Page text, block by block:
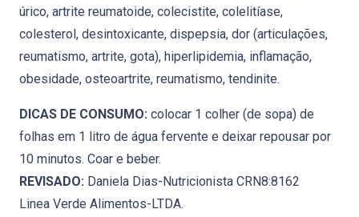
úrico, artrite reumatoide, colecistite, colelitíase,
colesterol, desintoxicante, dispepsia, dor (articulações,
reumatismo, artrite, gota), hiperlipidemia, inflamação,
obesidade, osteoartrite, reumatismo, tendinite.
DICAS DE CONSUMO: colocar 1 colher (de sopa) de
folhas em 1 litro de água fervente e deixar repousar por
10 minutos. Coar e beber.
REVISADO: Daniela Dias-Nutricionista CRN8:8162
Linea Verde Alimentos-LTDA.